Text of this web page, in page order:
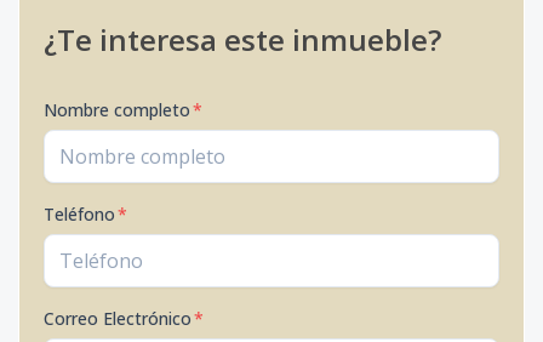
¿Te interesa este inmueble?
Nombre completo*
Teléfono*
Correo Electrónico*